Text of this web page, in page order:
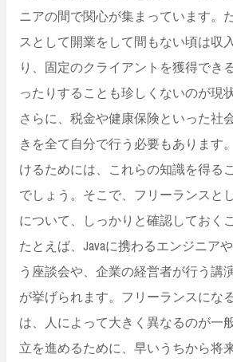
ニアの間で関心が集まっています。
スとして開業をして間もない頃は収
り、固定のクライアントを獲得でき
ったりすることも珍しくないのが現状
さらに、税金や健康保険といった社
きを全て自分で行う必要もあります
けるためには、これらの知識を得る
でしょう。そこで、フリーランスと
について、しっかりと確認しておく
たとえば、Javaに携わるエンジニア
う座談会や、企業の経営者が行う講
が挙げられます。フリーランスにな
は、人によって大きく異なるのが一
立を進めるために、早いうちから将